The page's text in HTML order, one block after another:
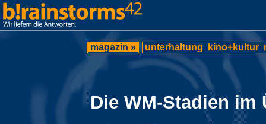
magazin » unterhaltung kino+kultur
Die WM-Stadien im